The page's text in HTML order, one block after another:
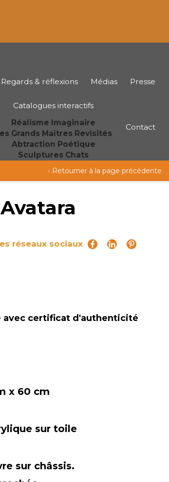
Regards & réflexions Médias Presse
Catalogues interactifs
Réalisme Imaginaire
Grands Maîtres Revisités
Abtraction Poétique
Sculptures Chats
Contact
Retourner à la page précédente
Avatara
réseaux sociaux
avec certificat d'authenticité
x 60 cm
sur toile
sur châssis.